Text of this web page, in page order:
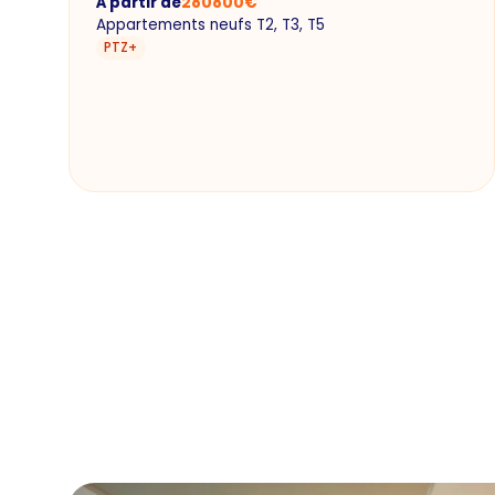
Appartements neufs T2, T3, T5
PTZ+